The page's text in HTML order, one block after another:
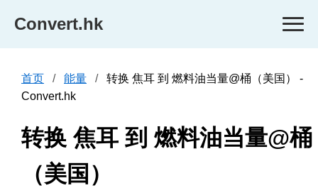
Convert.hk
首页 能量
转换 焦耳 到 燃料油当量@桶（美国） -
Convert.hk
转换 焦耳 到 燃料油当量@桶
（美国）